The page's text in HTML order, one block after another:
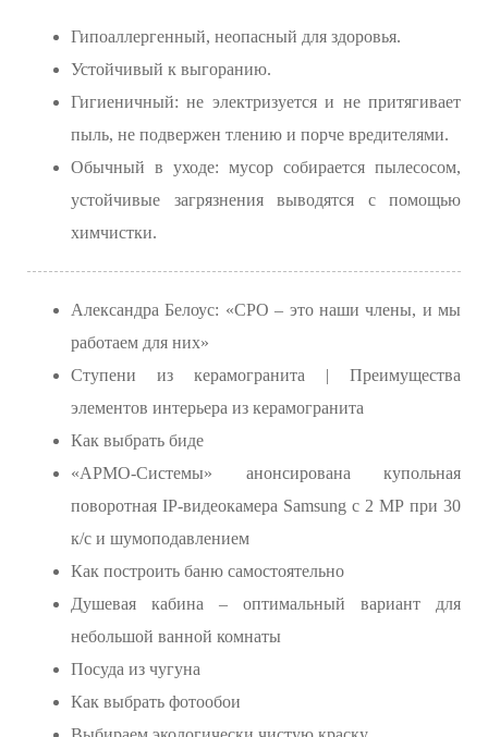
Гипоаллергенный, неопасный для здоровья.
Устойчивый к выгоранию.
Гигиеничный: не электризуется и не притягивает
пыль, не подвержен тлению и порче вредителями.
Обычный в уходе: мусор собирается пылесосом,
устойчивые загрязнения выводятся с помощью
химчистки.
Александра Белоус: «СРО – это наши члены, и мы
работаем для них»
Ступени из керамогранита | Преимущества
элементов интерьера из керамогранита
Как выбрать биде
«АРМО-Системы» анонсирована купольная
поворотная IP-видеокамера Samsung с 2 МР при 30
к/с и шумоподавлением
Как построить баню самостоятельно
Душевая кабина – оптимальный вариант для
небольшой ванной комнаты
Посуда из чугуна
Как выбрать фотообои